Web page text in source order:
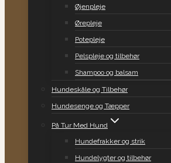
Øjenpleje
Ørepleje
Potepleje
Pelspleje og tilbehør
Shampoo og balsam
Hundeskåle og Tilbehør
Hundesenge og Tæpper
På Tur Med Hund
Hundefrakker og strik
Hundelygter og tilbehør